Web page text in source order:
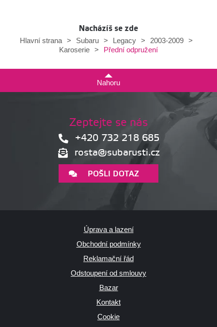
Nacházíš se zde
Hlavní strana
> Subaru > Legacy > 2003-2009
>
Karoserie > Přední odpružení
Nahoru
Zeptejte se nás
+420 732 218 685
rosta@subarusti.cz
POŠLI DOTAZ
Úprava a lazení
Obchodní podmínky
Reklamační řád
Odstoupení od smlouvy
Bazar
Kontakt
Cookie